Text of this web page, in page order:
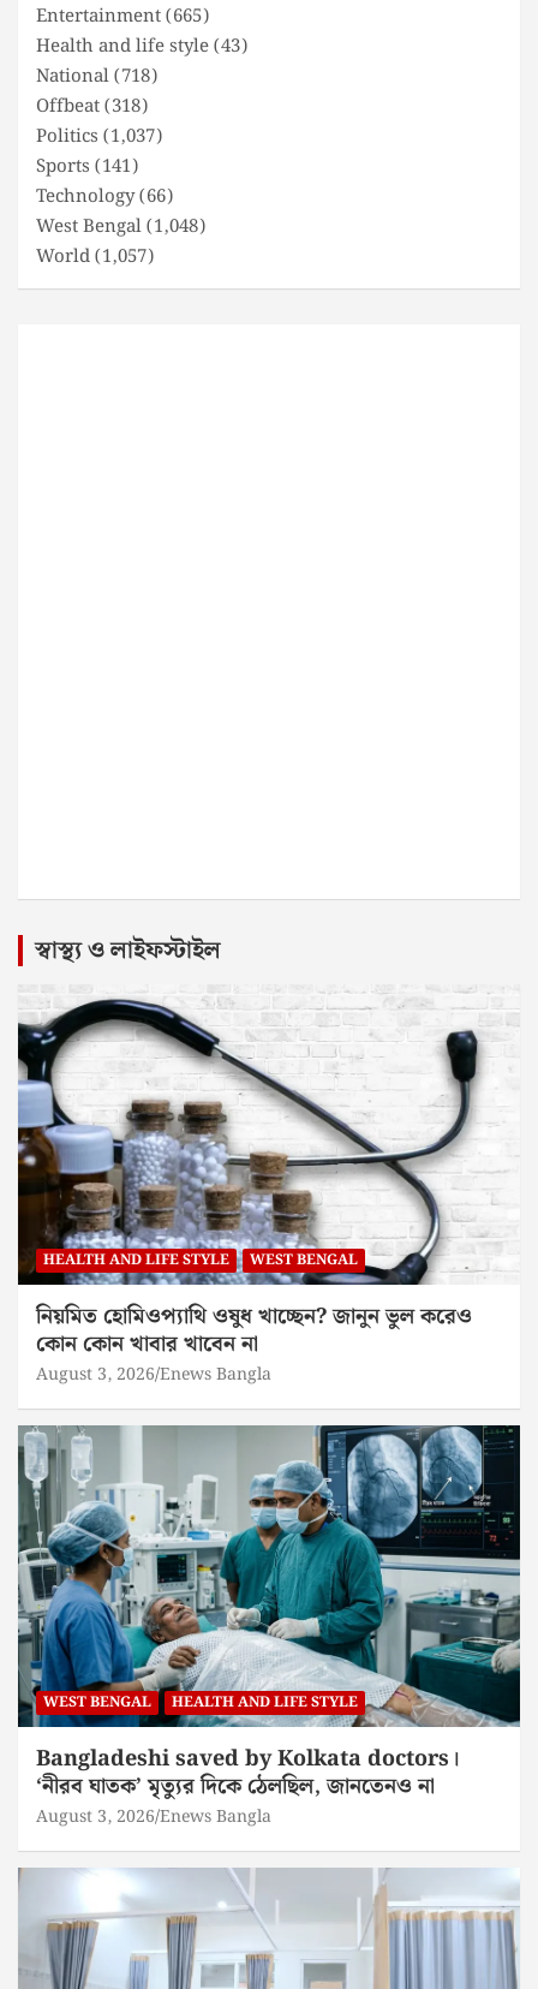
Entertainment(665)
Health and life style(43)
National(718)
Offbeat(318)
Politics (1,037)
Sports (141)
Technology(66)
West Bengal(1,048)
World(1,057)
স্বাস্থ্য ও লাইফস্টাইল
HEALTH AND LIFE STYLE WEST BENGAL
নিয়মিত হোমিওপ্যাথি ওষুধ খাচ্ছেন? জানুন ভুল করেও
কোন কোন খাবার খাবেন না
August 3, 2026 Enews Bangla
WEST BENGAL HEALTH AND LIFE STYLE
Bangladeshi saved by Kolkata doctors।
‘নীরব ঘাতক’ মৃত্যুর দিকে ঠেলছিল, জানতেনও না
August 3, 2026 Enews Bangla